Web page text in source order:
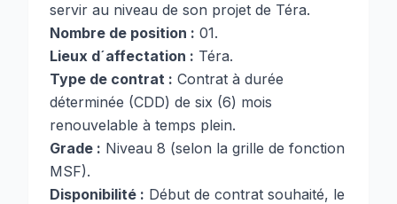
servir au niveau de son projet de Téra.
Nombre de position : 01.
Lieux d´affectation : Téra.
Type de contrat : Contrat à durée
déterminée (CDD) de six (6) mois
renouvelable à temps plein.
Grade : Niveau 8 (selon la grille de fonction
MSF).
Disponibilité : Début de contrat souhaité, le